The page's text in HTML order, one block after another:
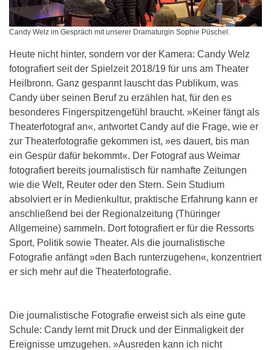
Candy Welz im Gespräch mit unserer Dramaturgin Sophie Püschel.
Heute nicht hinter, sondern vor der Kamera: Candy Welz
fotografiert seit der Spielzeit 2018/19 für uns am Theater
Heilbronn. Ganz gespannt lauscht das Publikum, was
Candy über seinen Beruf zu erzählen hat, für den es
besonderes Fingerspitzengefühl braucht. »Keiner fängt als
Theaterfotograf an«, antwortet Candy auf die Frage, wie er
zur Theaterfotografie gekommen ist, »es dauert, bis man
ein Gespür dafür bekommt«. Der Fotograf aus Weimar
fotografiert bereits journalistisch für namhafte Zeitungen
wie die Welt, Reuter oder den Stern. Sein Studium
absolviert er in Medienkultur, praktische Erfahrung kann er
anschließend bei der Regionalzeitung (Thüringer
Allgemeine) sammeln. Dort fotografiert er für die Ressorts
Sport, Politik sowie Theater. Als die journalistische
Fotografie anfängt »den Bach runterzugehen«, konzentriert
er sich mehr auf die Theaterfotografie.
Die journalistische Fotografie erweist sich als eine gute
Schule: Candy lernt mit Druck und der Einmaligkeit der
Ereignisse umzugehen. »Ausreden kann ich nicht